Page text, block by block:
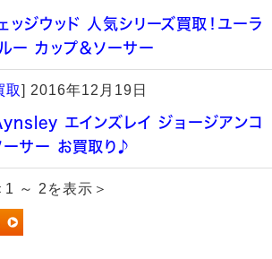
ジウッド 人気シリーズ買取！ユーラ
ー カップ＆ソーサー
取] 2016年12月19日
エインズレイ ジョージアンコ
ーサー お買取り♪
1 ～ 2を表示＞